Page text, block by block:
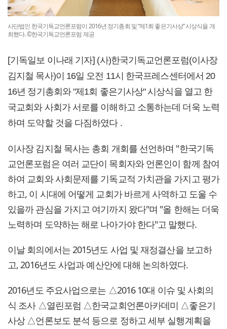
사단법인 한국기독교언론포럼이 2016년 정기총회 및 “제1회 좋은기사상” 시상식을 개
최했다. ©한국기독교언론포럼 제공
[기독일보 이나래 기자] (사)한국기독교언론포럼(이사장
김지철 목사)이 16일 오전 11시 한국프레스센터에서 20
16년 정기총회와 "제1회 좋은기사상" 시상식을 열고 한
국교회와 사회가 서로를 이해하고 소통하는데 더욱 노력
하며 도약할 것을 다짐하였다 .
이사장 김지철 목사는 총회 개회를 선언하며 "한국기독
교언론포럼은 여러 교단이 목회자와 언론인이 함께 참여
하여 교회와 사회문제를 기독교적 가치관을 가지고 평가
하고, 이 시대에 어떻게 교회가 바르게 사역하고 도울 수
있을까 관심을 가지고 여기까지 왔다"며 "올 한해는 더욱
노력하며 도약하는 해로 나아가야 한다"고 말했다.
이날 회의에서는 2015년도 사업 및 재정결산을 보고하
고, 2016년도 사업과 예산안에 대해 논의하였다.
2016년도 주요사업으로는 △2016 10대 이슈 및 사회의
식 조사 △열린포럼 △한국교회언론아카데미 △좋은기
사상 △언론보도 분석 등으로 정하고 세부 실행계획을